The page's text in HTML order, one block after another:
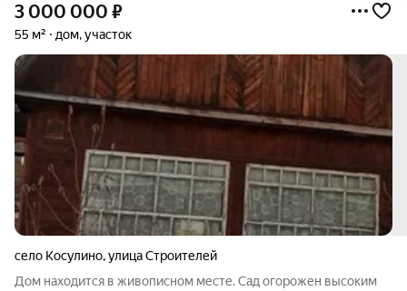
3 000 000 ₽
55 м² дом, участок
село Косулино,улица Строителей
Дом находится в живописном месте. Сад огорожен высоким